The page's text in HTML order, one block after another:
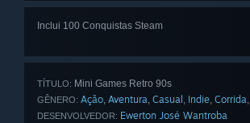
Inclui 100 Conquistas Steam
TÍTULO: Mini Games Retro 90s
GÊNERO: Ação, Aventura, Casual , Indie, Corrida,
DESENVOLVEDOR: Ewerton José Wantroba